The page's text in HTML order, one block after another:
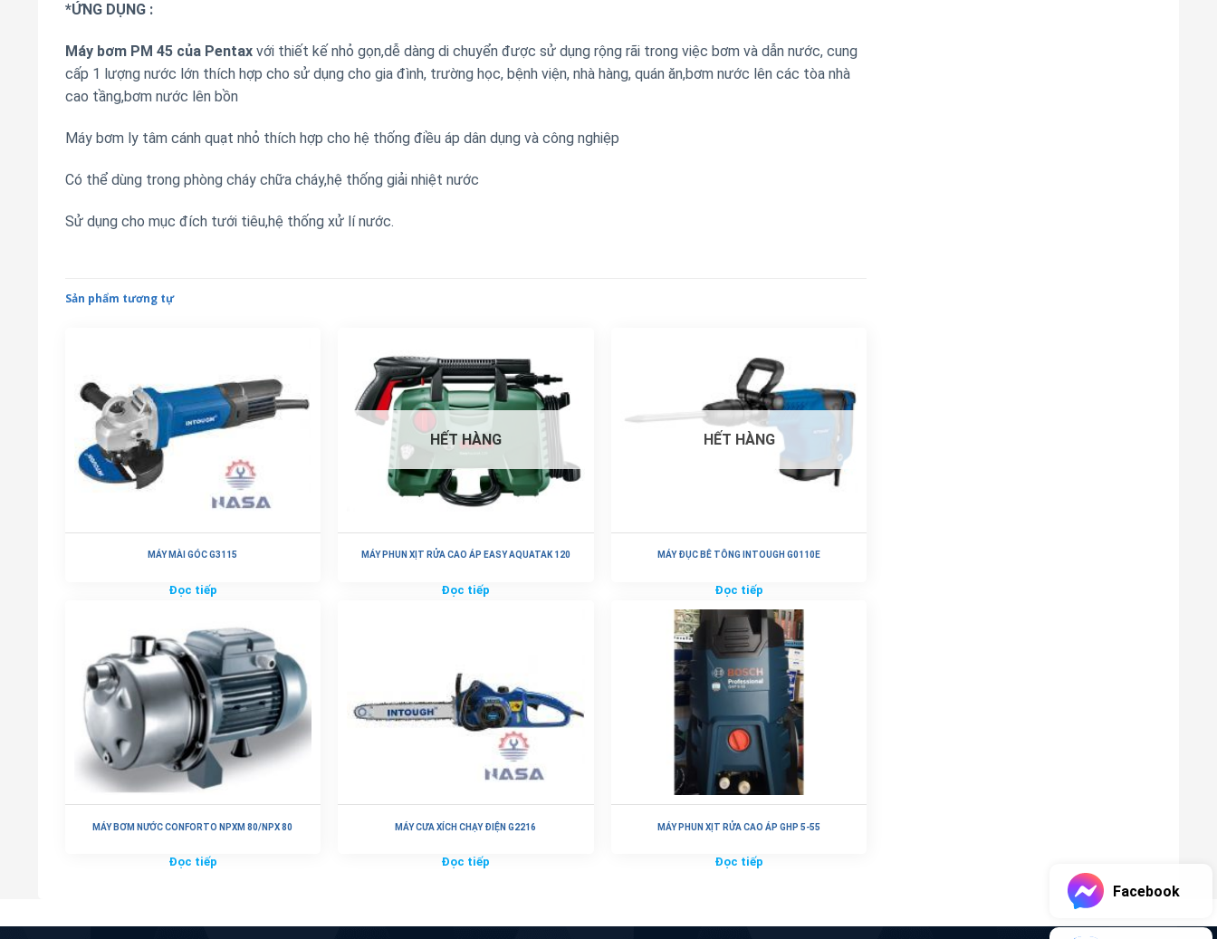
*ỨNG DỤNG :
Máy bơm PM 45 của Pentax với thiết kế nhỏ gọn,dễ dàng di chuyển được sử dụng rộng rãi trong việc bơm và dẫn nước, cung
cấp 1 lượng nước lớn thích hợp cho sử dụng cho gia đình, trường học, bệnh viện, nhà hàng, quán ăn,bơm nước lên các tòa nhà
cao tầng,bơm nước lên bồn
Máy bơm ly tâm cánh quạt nhỏ thích hợp cho hệ thống điều áp dân dụng và công nghiệp
Có thể dùng trong phòng cháy chữa cháy,hệ thống giải nhiệt nước
Sử dụng cho mục đích tưới tiêu,hệ thống xử lí nước.
Sản phẩm tương tự
MÁY MÀI GÓC G3115
Đọc tiếp
HẾT HÀNG
MÁY PHUN XỊT RỬA CAO ÁP EASY AQUATAK 120
Đọc tiếp
HẾT HÀNG
MÁY ĐỤC BÊ TÔNG INTOUGH G0110E
Đọc tiếp
MÁY BƠM NƯỚC CONFORTO NPXM 80/NPX 80
Đọc tiếp
MÁY CƯA XÍCH CHẠY ĐIỆN G2216
Đọc tiếp
MÁY PHUN XỊT RỬA CAO ÁP GHP 5-55
Đọc tiếp
Facebook